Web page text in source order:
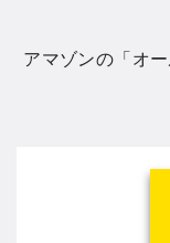
アマゾンの「オ